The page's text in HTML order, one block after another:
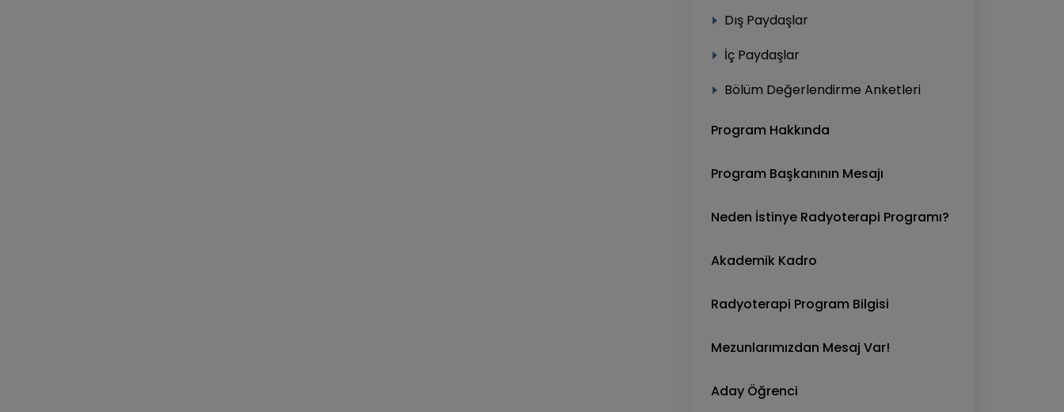
Dış Paydaşlar
İç Paydaşlar
Bölüm Değerlendirme Anketleri
Program Hakkında
Program Başkanının Mesajı
Neden İstinye Radyoterapi Programı?
Akademik Kadro
Radyoterapi Program Bilgisi
Mezunlarımızdan Mesaj Var!
Aday Öğrenci